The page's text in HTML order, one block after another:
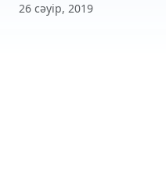
26 сәуір, 2019